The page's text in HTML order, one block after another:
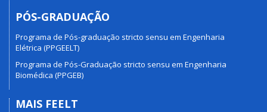
PÓS-GRADUAÇÃO
Programa de Pós-graduação stricto sensu em Engenharia
Elétrica (PPGEELT)
Programa de Pós-Graduação stricto sensu em Engenharia
Biomédica (PPGEB)
MAIS FEELT